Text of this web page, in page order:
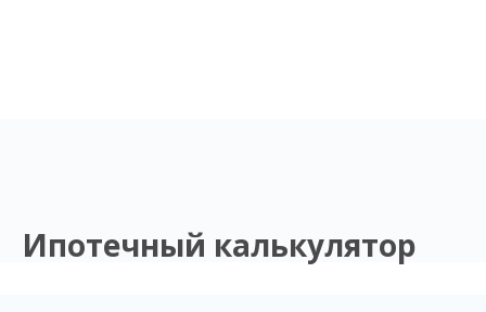
Ипотечный калькулятор